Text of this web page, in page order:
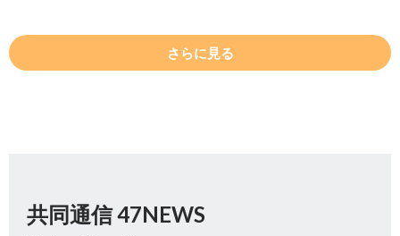
さらに見る
共同通信 47NEWS